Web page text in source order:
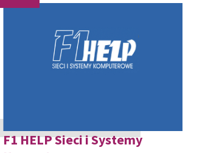
F1 HELP Sieci i Systemy